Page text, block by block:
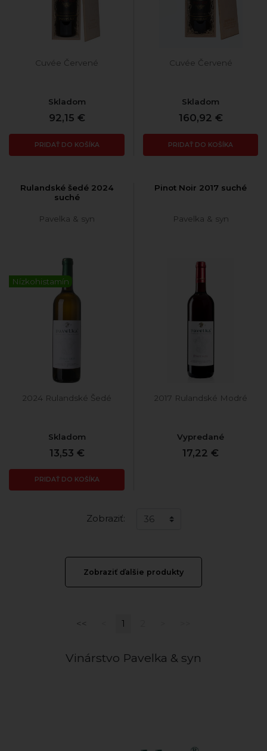
Cuvée Červené
Skladom
92,15 €
PRIDAŤ DO KOŠÍKA
Cuvée Červené
Skladom
160,92 €
PRIDAŤ DO KOŠÍKA
Rulandské šedé 2024
suché
Pavelka & syn
Nízkohistamín
2024 Rulandské Šedé
Skladom
13,53 €
PRIDAŤ DO KOŠÍKA
Pinot Noir 2017 suché
Pavelka & syn
2017 Rulandské Modré
Vypredané
17,22 €
Zobraziť:
Zobraziť ďalšie produkty
<< 1
Vinárstvo Pavelka & syn